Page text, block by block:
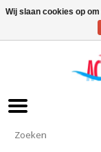
Wij slaan cookies op